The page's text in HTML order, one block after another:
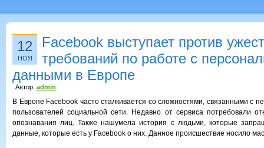
12
НОЯ
Facebook выступает против
требований по работе с
данными в Европе
Автор: admin
В Европе Facebook часто сталкивается со сложностями, связанными с
пользователей социальной сети. Недавно от сервиса потребовали
опознавания лиц. Также нашумела история с людьми, которые
данные, которые есть у Facebook о них. Данное происшествие носило